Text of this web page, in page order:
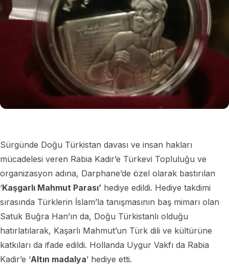
Sürgünde Doğu Türkistan davası ve insan hakları
mücadelesi veren Rabia Kadir’e Türkevi Topluluğu ve
organizasyon adına, Darphane’de özel olarak bastırılan
‘Kaşgarlı Mahmut Parası’ hediye edildi. Hediye takdimi
sırasında Türklerin İslam’la tanışmasının baş mimarı olan
Satuk Buğra Han’ın da, Doğu Türkistanlı olduğu
hatırlatılarak, Kaşarlı Mahmut’un Türk dili ve kültürüne
katkıları da ifade edildi. Hollanda Uygur Vakfı da Rabia
Kadir’e ‘Altın madalya’ hediye etti.